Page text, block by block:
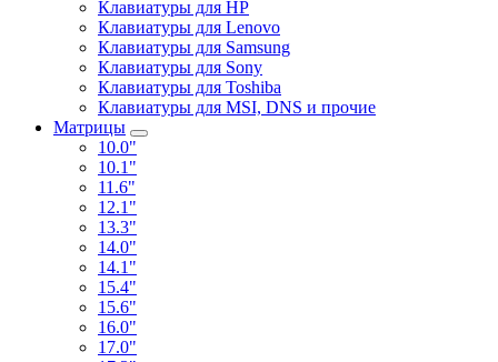
Клавиатуры для HP
Клавиатуры для Lenovo
Клавиатуры для Samsung
Клавиатуры для Sony
Клавиатуры для Toshiba
Клавиатуры для MSI, DNS и прочие
Матрицы
10.0"
10.1"
11.6"
12.1"
13.3"
14.0"
14.1"
15.4"
15.6"
16.0"
17.0"